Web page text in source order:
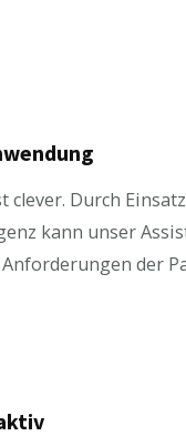
clever. Durch
kann unser
der